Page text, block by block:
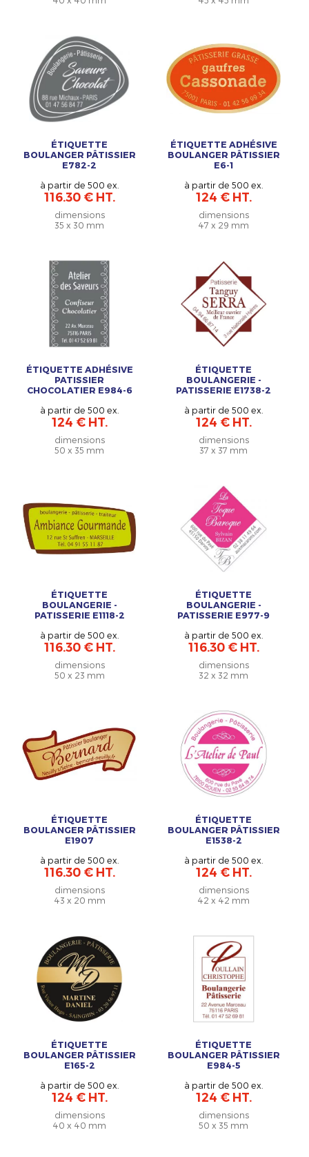
ÉTIQUETTE
BOULANGER PÂTISSIER
E782-2
à partir de 500 ex.
116.30 € HT.
dimensions
35 x 30 mm
ÉTIQUETTE ADHÉSIVE
BOULANGER PÂTISSIER
E6-1
à partir de 500 ex.
124 € HT.
dimensions
47 x 29 mm
ÉTIQUETTE ADHÉSIVE
PATISSIER
CHOCOLATIER E984-6
à partir de 500 ex.
124 € HT.
dimensions
50 x 35 mm
ÉTIQUETTE
BOULANGERIE -
PATISSERIE E1738-2
à partir de 500 ex.
124 € HT.
dimensions
37 x 37 mm
ÉTIQUETTE
BOULANGERIE -
PATISSERIE E1118-2
à partir de 500 ex.
116.30 € HT.
dimensions
50 x 23 mm
ÉTIQUETTE
BOULANGERIE -
PATISSERIE E977-9
à partir de 500 ex.
116.30 € HT.
dimensions
32 x 32 mm
ÉTIQUETTE
BOULANGER PÂTISSIER
E1907
à partir de 500 ex.
116.30 € HT.
dimensions
43 x 20 mm
ÉTIQUETTE
BOULANGER PÂTISSIER
E1538-2
à partir de 500 ex.
124 € HT.
dimensions
42 x 42 mm
ÉTIQUETTE
BOULANGER PÂTISSIER
E165-2
à partir de 500 ex.
124 € HT.
dimensions
40 x 40 mm
ÉTIQUETTE
BOULANGER PÂTISSIER
E984-5
à partir de 500 ex.
124 € HT.
dimensions
50 x 35 mm